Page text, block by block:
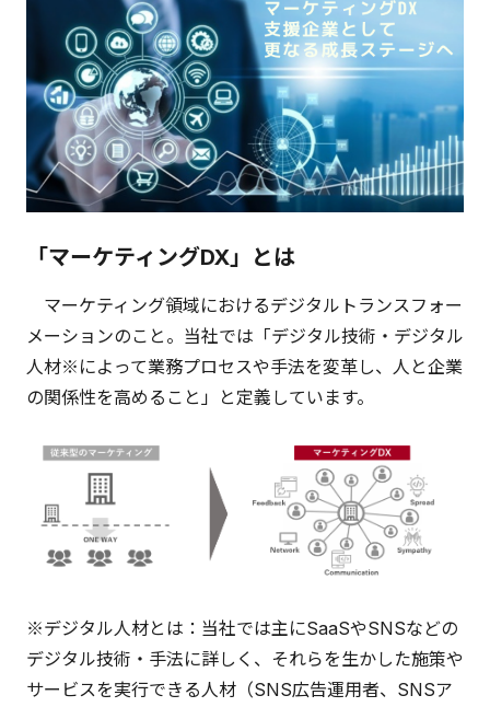
「マーケティングDX」とは
マーケティング領域におけるデジタルトランスフォー
メーションのこと。当社では「デジタル技術・デジタル
人材※によって業務プロセスや手法を変革し、人と企業
の関係性を高めること」と定義しています。
※デジタル人材とは：当社では主にSaaSやSNSなどの
デジタル技術・手法に詳しく、それらを生かした施策や
サービスを実行できる人材（SNS広告運用者、SNSア